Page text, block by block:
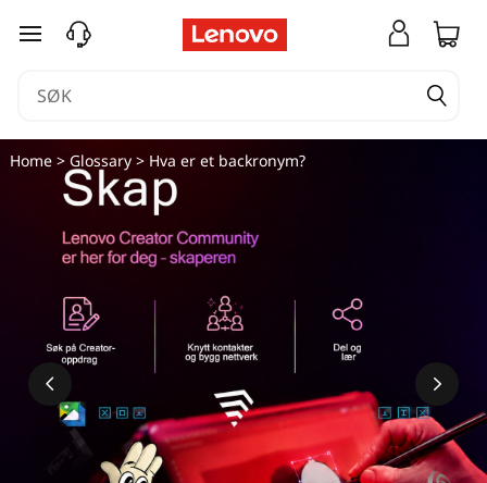
gå til hovedinnhold
Home> Glossary> Hva er et backronym?